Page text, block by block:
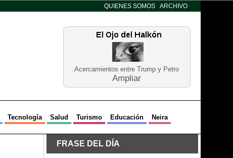
QUIENES SOMOS ARCHIVO
Acercamientos entre Trump y Petro
Ampliar
Tecnología Salud Turismo Educación Neira
FRASE DEL DÍA